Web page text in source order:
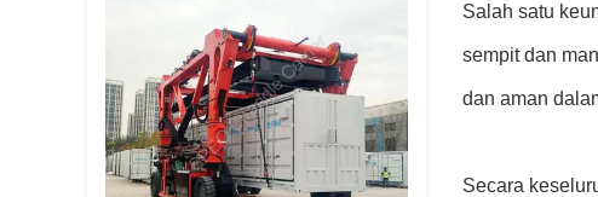
Salah satu
sempit dan
dan aman
Secara